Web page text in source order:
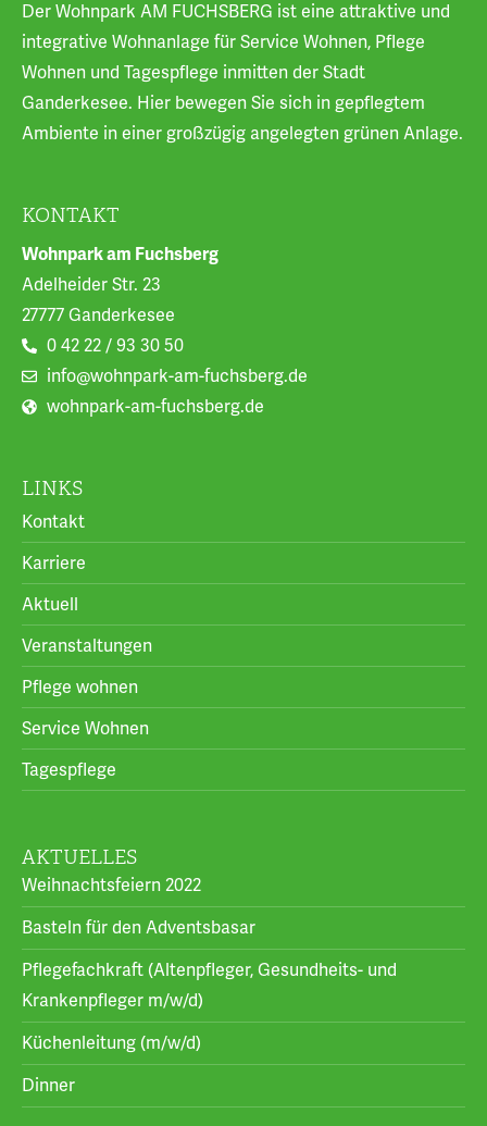
Der Wohnpark AM FUCHSBERG ist eine attraktive und
integrative Wohnanlage für Service Wohnen, Pflege
Wohnen und Tagespflege inmitten der Stadt
Ganderkesee. Hier bewegen Sie sich in gepflegtem
Ambiente in einer großzügig angelegten grünen Anlage.
KONTAKT
Wohnpark am Fuchsberg
Adelheider Str. 23
27777 Ganderkesee
0 42 22 / 93 30 50
info@wohnpark-am-fuchsberg.de
wohnpark-am-fuchsberg.de
LINKS
Kontakt
Karriere
Aktuell
Veranstaltungen
Pflege wohnen
Service Wohnen
Tagespflege
AKTUELLES
Weihnachtsfeiern 2022
Basteln für den Adventsbasar
Pflegefachkraft (Altenpfleger, Gesundheits- und
Krankenpfleger m/w/d)
Küchenleitung (m/w/d)
Dinner